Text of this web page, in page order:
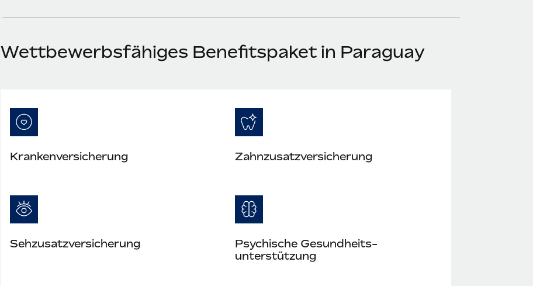
Wettbewerbsfähiges Benefitspaket in Paraguay
Kranken­versicherung Zahn­zusatz­versicherung
Seh­zusatz­versicherung
Psychische Gesundheits­
unterstützung